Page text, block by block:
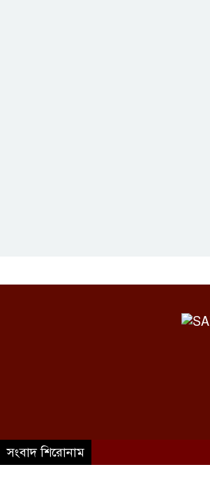
©SATV 2026 All rights
সংবাদ শিরোনাম